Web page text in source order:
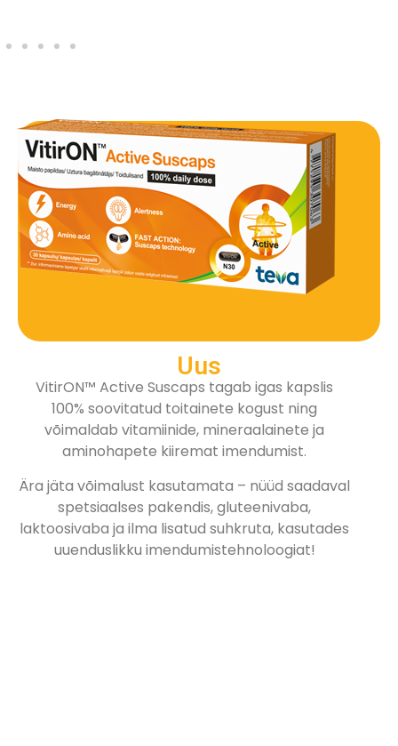
Uus
VitirON™ Active Suscaps tagab igas kapslis
100% soovitatud toitainete kogust ning
võimaldab vitamiinide, mineraalainete ja
aminohapete kiiremat imendumist.
Ära jäta võimalust kasutamata – nüüd saadaval
spetsiaalses pakendis, gluteenivaba,
laktoosivaba ja ilma lisatud suhkruta, kasutades
uuenduslikku imendumistehnoloogiat!